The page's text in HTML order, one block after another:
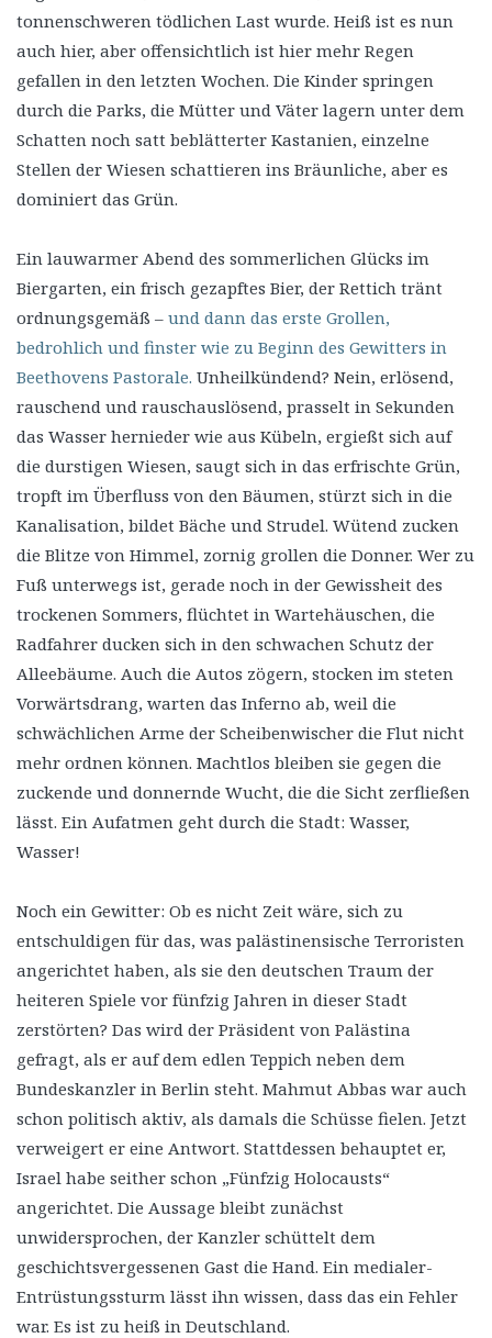
tonnenschweren tödlichen Last wurde. Heiß ist es nun
auch hier, aber offensichtlich ist hier mehr Regen
gefallen in den letzten Wochen. Die Kinder springen
durch die Parks, die Mütter und Väter lagern unter dem
Schatten noch satt beblätterter Kastanien, einzelne
Stellen der Wiesen schattieren ins Bräunliche, aber es
dominiert das Grün.
Ein lauwarmer Abend des sommerlichen Glücks im
Biergarten, ein frisch gezapftes Bier, der Rettich tränt
ordnungsgemäß – und dann das erste Grollen,
bedrohlich und finster wie zu Beginn des Gewitters in
Beethovens Pastorale. Unheilkündend? Nein, erlösend,
rauschend und rauschauslösend, prasselt in Sekunden
das Wasser hernieder wie aus Kübeln, ergießt sich auf
die durstigen Wiesen, saugt sich in das erfrischte Grün,
tropft im Überfluss von den Bäumen, stürzt sich in die
Kanalisation, bildet Bäche und Strudel. Wütend zucken
die Blitze von Himmel, zornig grollen die Donner. Wer zu
Fuß unterwegs ist, gerade noch in der Gewissheit des
trockenen Sommers, flüchtet in Wartehäuschen, die
Radfahrer ducken sich in den schwachen Schutz der
Alleebäume. Auch die Autos zögern, stocken im steten
Vorwärtsdrang, warten das Inferno ab, weil die
schwächlichen Arme der Scheibenwischer die Flut nicht
mehr ordnen können. Machtlos bleiben sie gegen die
zuckende und donnernde Wucht, die die Sicht zerfließen
lässt. Ein Aufatmen geht durch die Stadt: Wasser,
Wasser!
Noch ein Gewitter: Ob es nicht Zeit wäre, sich zu
entschuldigen für das, was palästinensische Terroristen
angerichtet haben, als sie den deutschen Traum der
heiteren Spiele vor fünfzig Jahren in dieser Stadt
zerstörten? Das wird der Präsident von Palästina
gefragt, als er auf dem edlen Teppich neben dem
Bundeskanzler in Berlin steht. Mahmut Abbas war auch
schon politisch aktiv, als damals die Schüsse fielen. Jetzt
verweigert er eine Antwort. Stattdessen behauptet er,
Israel habe seither schon „Fünfzig Holocausts“
angerichtet. Die Aussage bleibt zunächst
unwidersprochen, der Kanzler schüttelt dem
geschichtsvergessenen Gast die Hand. Ein medialer-
Entrüstungssturm lässt ihn wissen, dass das ein Fehler
war. Es ist zu heiß in Deutschland.